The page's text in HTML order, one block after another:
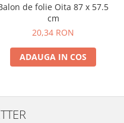
de folie Oita 87 x 57.5
cm
20,34 RON
ADAUGA IN COS